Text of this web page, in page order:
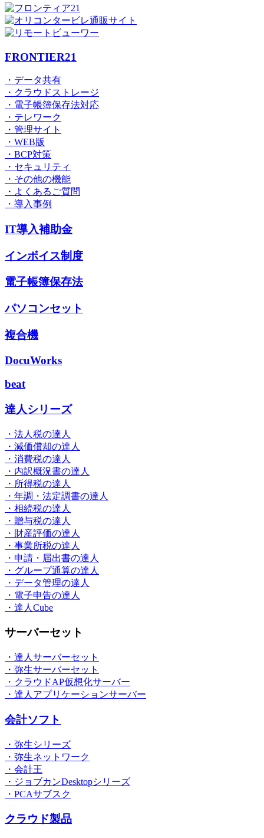
FRONTIER21
・データ共有
・クラウドストレージ
・電子帳簿保存法対応
・テレワーク
・管理サイト
・WEB版
・BCP対策
・セキュリティ
・その他の機能
・よくあるご質問
・導入事例
IT導入補助金
インボイス制度
電子帳簿保存法
パソコンセット
複合機
DocuWorks
beat
達人シリーズ
・法人税の達人
・減価償却の達人
・消費税の達人
・内訳概況書の達人
・所得税の達人
・年調・法定調書の達人
・相続税の達人
・贈与税の達人
・財産評価の達人
・事業所税の達人
・申請・届出書の達人
・グループ通算の達人
・データ管理の達人
・電子申告の達人
・達人Cube
サーバーセット
・達人サーバーセット
・弥生サーバーセット
・クラウドAP仮想化サーバー
・達人アプリケーションサーバー
会計ソフト
・弥生シリーズ
・弥生ネットワーク
・会計王
・ジョブカンDesktopシリーズ
・PCAサブスク
クラウド製品